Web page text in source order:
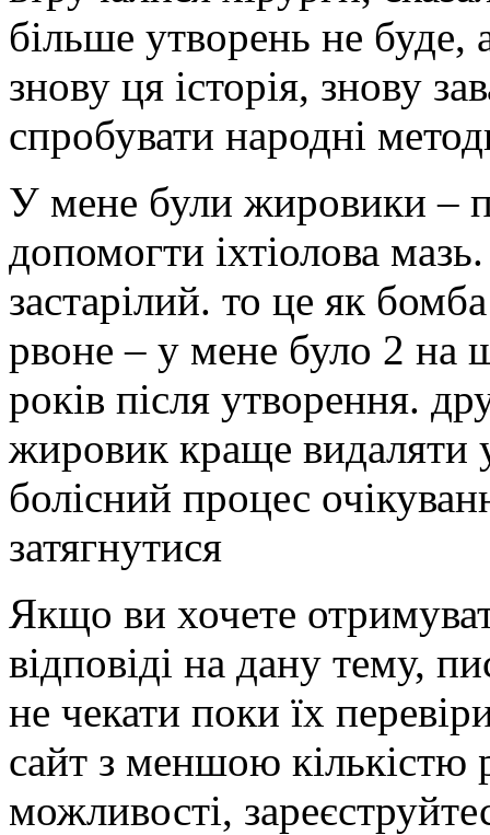
більше утворень не
знову ця історія, знову
спробувати народні
У мене були жировики –
допомогти іхтіолова
застарілий. то це як
рвоне – у мене було 2 на
років після утворення.
жировик краще видаляти
болісний процес
затягнутися
Якщо ви хочете
відповіді на дану тему,
не чекати поки їх
сайт з меншою кількістю
можливості,